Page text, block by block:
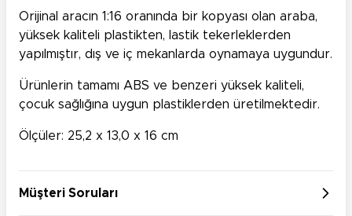
Orijinal aracın 1:16 oranında bir kopyası olan araba,
yüksek kaliteli plastikten, lastik tekerleklerden
yapılmıştır, dış ve iç mekanlarda oynamaya uygundur.
Ürünlerin tamamı ABS ve benzeri yüksek kaliteli,
çocuk sağlığına uygun plastiklerden üretilmektedir.
Ölçüler: 25,2 x 13,0 x 16 cm
Müşteri Soruları